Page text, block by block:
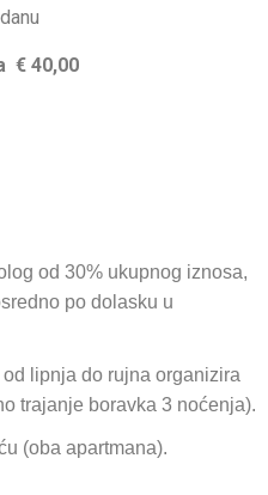
€ 40,00
od 30% ukupnog iznosa,
po dolasku u
lipnja do rujna organizira
trajanje boravka 3 noćenja).
(oba apartmana).